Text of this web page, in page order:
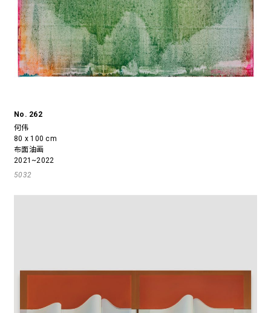
No. 262
何伟
80 x 100 cm
布面油画
2021~2022
5032